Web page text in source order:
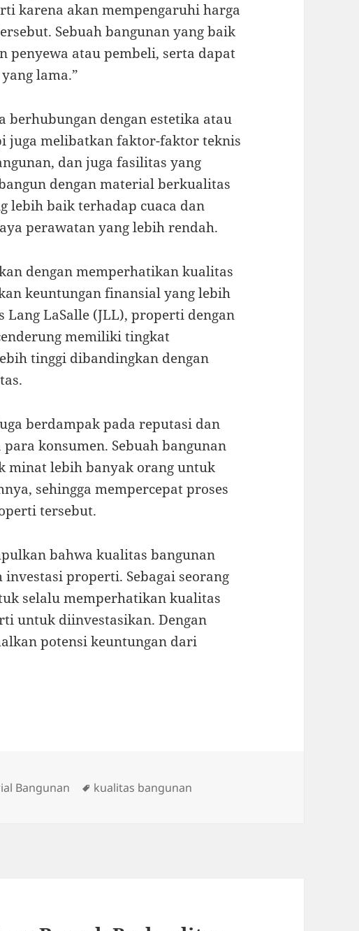
karena akan mempengaruhi harga
Sebuah bangunan yang baik
penyewa atau pembeli, serta dapat
lama.”
berhubungan dengan estetika atau
juga melibatkan faktor-faktor teknis
dan juga fasilitas yang
dengan material berkualitas
lebih baik terhadap cuaca dan
perawatan yang lebih rendah.
dengan memperhatikan kualitas
keuntungan finansial yang lebih
LaSalle (JLL), properti dengan
memiliki tingkat
tinggi dibandingkan dengan
berdampak pada reputasi dan
konsumen. Sebuah bangunan
minat lebih banyak orang untuk
sehingga mempercepat proses
tersebut.
bahwa kualitas bangunan
properti. Sebagai seorang
selalu memperhatikan kualitas
untuk diinvestasikan. Dengan
potensi keuntungan dari
Bangunan Tags
kualitas bangunan